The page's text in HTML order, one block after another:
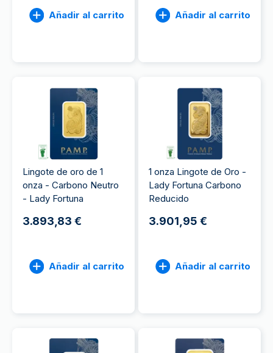
Añadir al carrito Añadir al carrito
Lingote de oro de 1
onza - Carbono Neutro
- Lady Fortuna
3.893,83 €
Añadir al carrito
1 onza Lingote de Oro -
Lady Fortuna Carbono
Reducido
3.901,95 €
Añadir al carrito